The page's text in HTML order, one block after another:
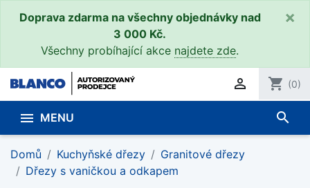
Doprava zdarma na všechny objednávky nad
3 000 Kč.
Všechny probíhající akce najdete zde.
×
 shopping_cart (0)
 MENU search
Domů Kuchyňské dřezy
Granitové dřezy
Dřezy s vaničkou a odkapem